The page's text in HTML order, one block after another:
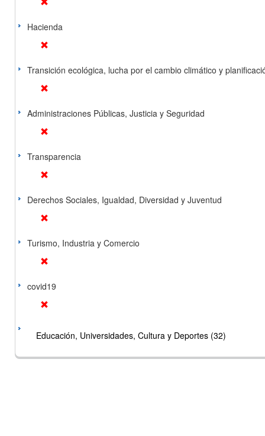
Hacienda
Transición ecológica, lucha por el cambio climático y
Administraciones Públicas, Justicia y Seguridad
Transparencia
Derechos Sociales, Igualdad, Diversidad y Juventud
Turismo, Industria y Comercio
covid19
Educación, Universidades, Cultura y Deportes (32)